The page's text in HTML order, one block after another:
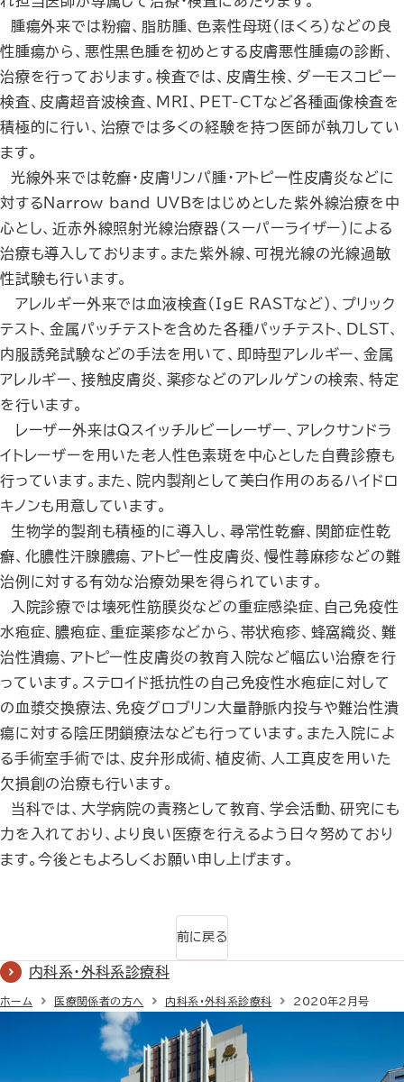
腫瘍外来では粉瘤、脂肪腫、色素性母斑（ほくろ）などの良
性腫瘍から、悪性黒色腫を初めとする皮膚悪性腫瘍の診断、
治療を行っております。検査では、皮膚生検、ダーモスコピー
検査、皮膚超音波検査、MRI、PET-CTなど各種画像検査を
積極的に行い、治療では多くの経験を持つ医師が執刀してい
ます。
光線外来では乾癬・皮膚リンパ腫・アトピー性皮膚炎などに
対するNarrow band UVBをはじめとした紫外線治療を中
心とし、近赤外線照射光線治療器（スーパーライザー）による
治療も導入しております。また紫外線、可視光線の光線過敏
性試験も行います。
アレルギー外来では血液検査（IgE RASTなど）、プリック
テスト、金属パッチテストを含めた各種パッチテスト、DLST、
内服誘発試験などの手法を用いて、即時型アレルギー、金属
アレルギー、接触皮膚炎、薬疹などのアレルゲンの検索、特定
を行います。
レーザー外来はQスイッチルビーレーザー、アレクサンドラ
イトレーザーを用いた老人性色素斑を中心とした自費診療も
行っています。また、院内製剤として美白作用のあるハイドロ
キノンも用意しています。
生物学的製剤も積極的に導入し、尋常性乾癬、関節症性乾
癬、化膿性汗腺膿瘍、アトピー性皮膚炎、慢性蕁麻疹などの難
治例に対する有効な治療効果を得られています。
入院診療では壊死性筋膜炎などの重症感染症、自己免疫性
水疱症、膿疱症、重症薬疹などから、帯状疱疹、蜂窩織炎、難
治性潰瘍、アトピー性皮膚炎の教育入院など幅広い治療を行
っています。ステロイド抵抗性の自己免疫性水疱症に対して
の血漿交換療法、免疫グロブリン大量静脈内投与や難治性潰
瘍に対する陰圧閉鎖療法なども行っています。また入院によ
る手術室手術では、皮弁形成術、植皮術、人工真皮を用いた
欠損創の治療も行います。
当科では、大学病院の責務として教育、学会活動、研究にも
力を入れており、より良い医療を行えるよう日々努めており
ます。今後ともよろしくお願い申し上げます。
前に戻る
内科系・外科系診療科
ホーム 医療関係者の方へ 内科系・外科系診療科 2020年2月号